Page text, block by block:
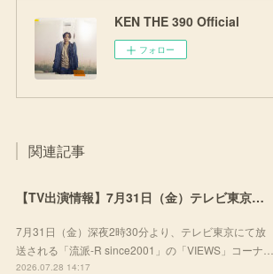
KEN THE 390 Official
フォロー
関連記事
【TV出演情報】7月31日（金）テレビ東京「流派-R since2001」
7月31日（金）深夜2時30分より、テレビ東京にて放
送される「流派-R since2001」の「VIEWS」コーナ…
2026.07.28 14:17